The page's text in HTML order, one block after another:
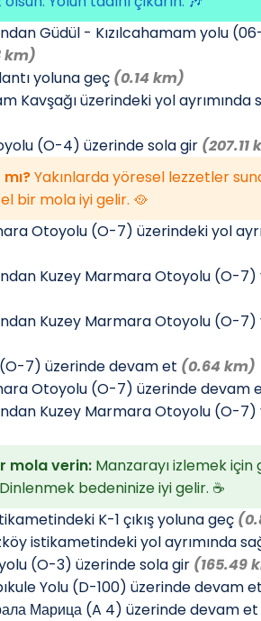
Güdül - Kızılcahamam yolu
km)
yoluna geç (0.14 km)
Kavşağı üzerindeki yol ayrımında
(O-4) üzerinde sola gir (207.11
mı?Yakınlarda yöresel lezzetler
bir mola iyi gelir. 🥘
Otoyolu (O-7) üzerindeki yol
Kuzey Marmara Otoyolu (O-
Kuzey Marmara Otoyolu (O-
7) üzerinde devam et (0.64 km)
Otoyolu (O-7) üzerinde devam
Kuzey Marmara Otoyolu (O-
mola verin:Manzarayı izlemek için
bedeninize iyi gelir. ☕
K-1 çıkış yoluna geç
istikametindeki yol ayrımında
(O-3) üzerinde sola gir (165.49
Yolu (D-100) üzerinde devam et
Марица (A 4) üzerinde devam et